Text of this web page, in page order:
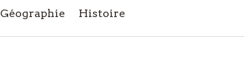
Géographie Histoire